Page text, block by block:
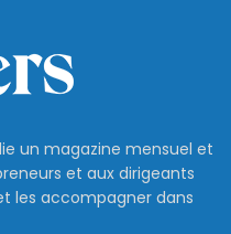
un magazine mensuel et
et aux dirigeants
les accompagner dans